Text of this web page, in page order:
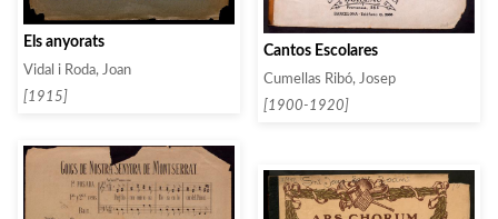
Els anyorats
Vidal i Roda, Joan
[1915]
Cantos Escolares
Cumellas Ribó, Josep
[1900-1920]